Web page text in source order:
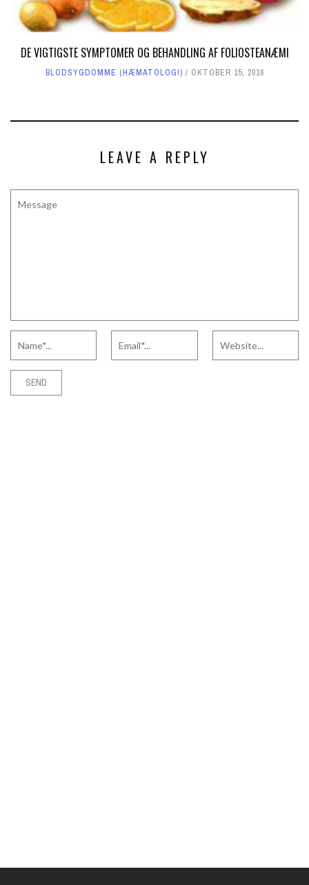
DE VIGTIGSTE SYMPTOMER OG BEHANDLING AF FOLIOSTEANÆMI
BLODSYGDOMME (HÆMATOLOGI) OKTOBER 15, 2016
LEAVE A REPLY